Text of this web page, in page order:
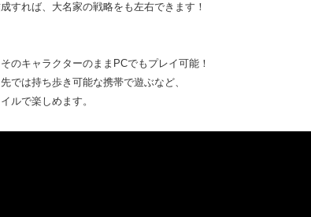
すれば、大名家の戦略をも左右できます！
のキャラクターのままPCでもプレイ可能！
では持ち歩き可能な携帯で遊ぶなど、
ルで楽しめます。